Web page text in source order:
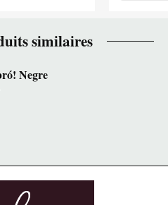
similaires
Negre